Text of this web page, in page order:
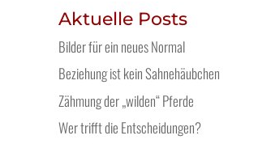
Aktuelle Posts
Bilder für ein neues Normal
Beziehung ist kein Sahnehäubchen
Zähmung der „wilden“ Pferde
Wer trifft die Entscheidungen?